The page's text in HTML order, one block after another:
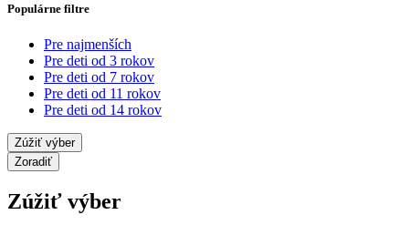
Populárne filtre
Pre najmenších
Pre deti od 3 rokov
Pre deti od 7 rokov
Pre deti od 11 rokov
Pre deti od 14 rokov
Zúžiť výber
Zoradiť
Zúžiť výber